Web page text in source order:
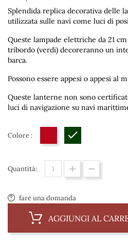
Splendida replica decorativa delle
utilizzata sulle navi come luci di
Queste lampade elettriche da 21
tribordo (verdi) decoreranno un
barca.
Possono essere appesi o appesi al
Queste lanterne non sono
luci di navigazione su navi
Colore : Rosso
Quantità:
fare una domanda
AGGIUNGI AL